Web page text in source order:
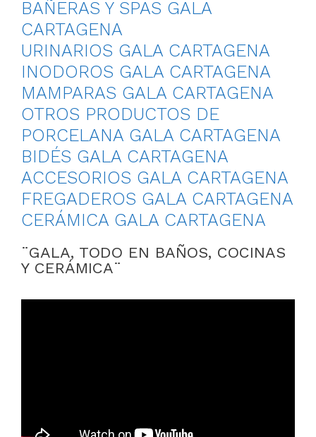
BAÑERAS Y SPAS GALA
CARTAGENA
URINARIOS GALA CARTAGENA
INODOROS GALA CARTAGENA
MAMPARAS GALA CARTAGENA
OTROS PRODUCTOS DE
PORCELANA GALA CARTAGENA
BIDÉS GALA CARTAGENA
ACCESORIOS GALA CARTAGENA
FREGADEROS GALA CARTAGENA
CERÁMICA GALA CARTAGENA
¨GALA, TODO EN BAÑOS, COCINAS
Y CERÁMICA¨